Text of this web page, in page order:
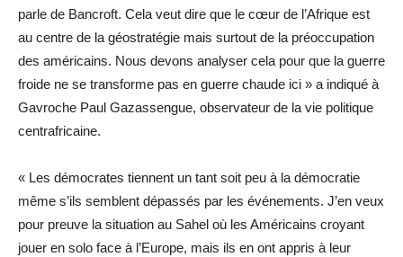
parle de Bancroft. Cela veut dire que le cœur de l’Afrique est
au centre de la géostratégie mais surtout de la préoccupation
des américains. Nous devons analyser cela pour que la guerre
froide ne se transforme pas en guerre chaude ici » a indiqué à
Gavroche Paul Gazassengue, observateur de la vie politique
centrafricaine.
« Les démocrates tiennent un tant soit peu à la démocratie
même s’ils semblent dépassés par les événements. J’en veux
pour preuve la situation au Sahel où les Américains croyant
jouer en solo face à l’Europe, mais ils en ont appris à leur